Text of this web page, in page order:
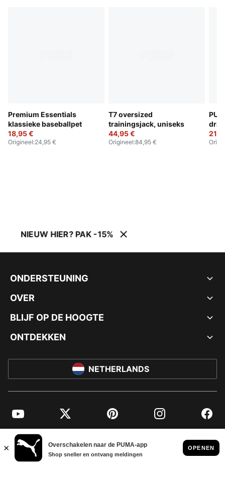
Premium Essentials
klassieke baseballpet
18,95 €
Origineel:24,95 €
T7 oversized
trainingsjack, uniseks
44,95 €
Origineel:84,95 €
NIEUW HIER? PAK -15%
ONDERSTEUNING
OVER
BLIJF OP DE HOOGTE
ONTDEKKEN
NETHERLANDS
YouTube Twitter Pinterest Instagram
© PUMA EUROPE GMBH, 2026. ALLE RECHTEN VOORBEHOUDEN
BEDRIJFSGEGEVENS EN JURIDISCHE GEGEVENS